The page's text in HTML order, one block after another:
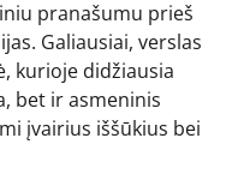
pranašumu prieš
Galiausiai, verslas
kurioje didžiausia
bet ir asmeninis
įvairius iššūkius bei